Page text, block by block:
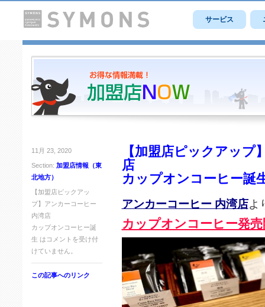
サービス
11月 23, 2020
Section: 加盟店情報（東
北地方）
【加盟店ピックアッ
プ】アンカーコーヒー
内湾店
カップオンコーヒー誕
生 は コメントを受け付
けていません。
この記事へのリンク
【加盟店ピックアップ
店
カップオンコーヒー誕
アンカーコーヒー 内湾店よ
カップオンコーヒー発売